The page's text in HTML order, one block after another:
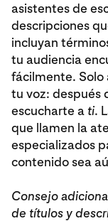
asistentes de
descripciones
incluyan
tu audiencia
fácilmente. Solo
tu voz: después
escucharte a ti.
que llamen la
especializados
contenido sea
Consejo
de títulos y